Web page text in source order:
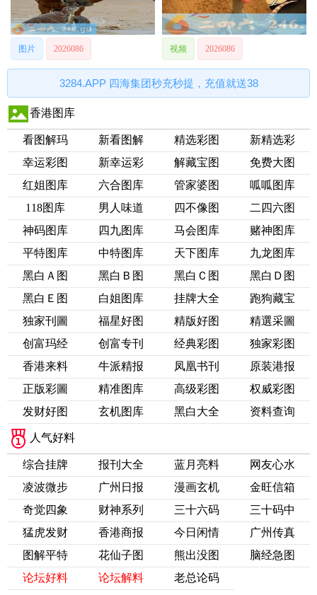
图片 2026086 视频 2026086
3284.APP 四海集团秒充秒提，充值就送38
香港图库
看图解玛 新看图解 精选彩图
新精选彩
幸运彩图
新幸运彩 解藏宝图
免费大图
红姐图库
六合图库 管家婆图
呱呱图库
118图库
男人味道 四不像图
二四六图
神码图库
四九图库 马会图库
赌神图库
平特图库
中特图库 天下图库
九龙图库
黑白Ａ图
黑白Ｂ图 黑白Ｃ图
黑白Ｄ图
黑白Ｅ图
白姐图库 挂牌大全
跑狗藏宝
独家刊圖
福星好图 精版好图
精選采圖
创富玛经
创富专刊 经典彩图
独家彩图
香港来料
牛派精报 凤凰书刊
原装港报
正版彩圖
精准图库 高级彩图
权威彩图
发财好图
玄机图库 黑白大全 资料查询
人气好料
综合挂牌 报刊大全 蓝月亮料
网友心水
凌波微步
广州日报 漫画玄机
金旺信箱
奇觉四象
财神系列 三十六码
三十码中
猛虎发财
香港商报 今日闲情
广州传真
图解平特
花仙子图 熊出没图
脑经急图
论坛好料
论坛解料 老总论码